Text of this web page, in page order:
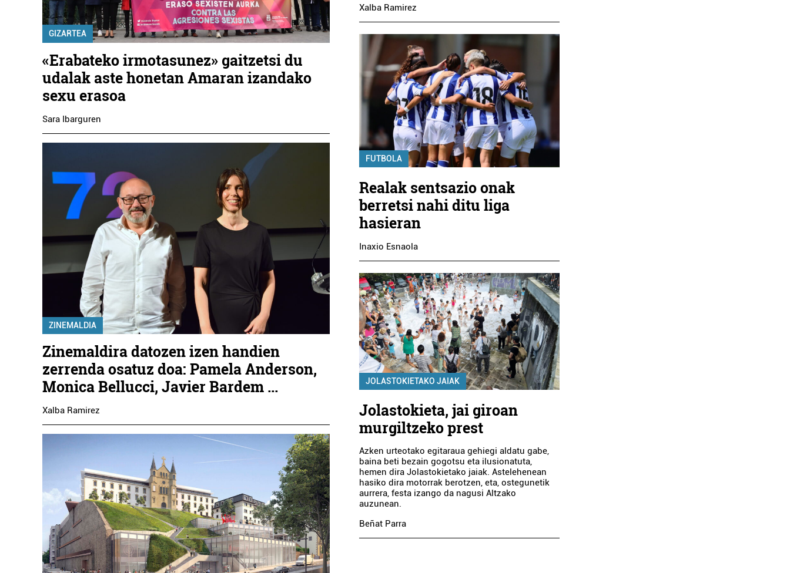
GIZARTEA
«Erabateko irmotasunez» gaitzetsi du
udalak aste honetan Amaran izandako
sexu erasoa
Sara Ibarguren
ZINEMALDIA
Zinemaldira datozen izen handien
zerrenda osatuz doa: Pamela Anderson,
Monica Bellucci, Javier Bardem ...
Xalba Ramirez
Xalba Ramirez
FUTBOLA
Realak sentsazio onak
berretsi nahi ditu liga
hasieran
Inaxio Esnaola
JOLASTOKIETAKO JAIAK
Jolastokieta, jai giroan
murgiltzeko prest
Azken urteotako egitaraua gehiegi aldatu gabe,
baina beti bezain gogotsu eta ilusionatuta,
hemen dira Jolastokietako jaiak. Astelehenean
hasiko dira motorrak berotzen, eta, ostegunetik
aurrera, festa izango da nagusi Altzako
auzunean.
Beñat Parra